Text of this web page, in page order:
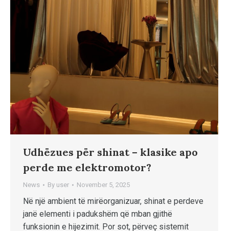
Udhëzues për shinat – klasike apo
perde me elektromotor?
News By user November 5, 2025
Në një ambient të mirëorganizuar, shinat e perdeve
janë elementi i padukshëm që mban gjithë
funksionin e hijezimit. Por sot, përveç sistemit